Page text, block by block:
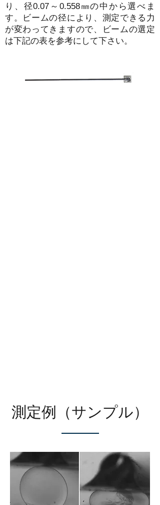
り、径0.07～0.558㎜の中から選べま
す。ビームの径により、測定できる力
が変わってきますので、ビームの選定
は下記の表を参考にして下さい。
​測定例（サンプル）